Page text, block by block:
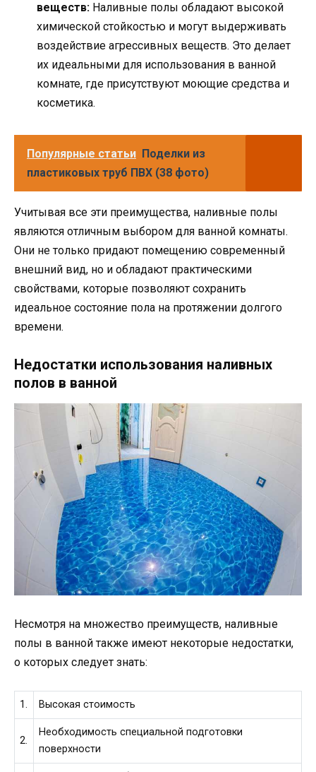
веществ: Наливные полы обладают высокой
химической стойкостью и могут выдерживать
воздействие агрессивных веществ. Это делает
их идеальными для использования в ванной
комнате, где присутствуют моющие средства и
косметика.
Популярные статьи Поделки из
пластиковых труб ПВХ (38 фото)
Учитывая все эти преимущества, наливные полы
являются отличным выбором для ванной комнаты.
Они не только придают помещению современный
внешний вид, но и обладают практическими
свойствами, которые позволяют сохранить
идеальное состояние пола на протяжении долгого
времени.
Недостатки использования наливных
полов в ванной
Несмотря на множество преимуществ, наливные
полы в ванной также имеют некоторые недостатки,
о которых следует знать:
1. Высокая стоимость
2.
Необходимость специальной подготовки
поверхности